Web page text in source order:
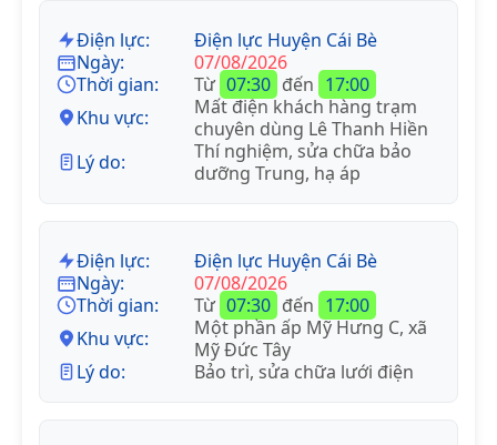
Điện lực:
Điện lực Huyện Cái Bè
Ngày:
07/08/2026
Thời gian:
Từ 07:30 đến 17:00
Khu vực:
Mất điện khách hàng trạm
chuyên dùng Lê Thanh Hiền
Lý do:
Thí nghiệm, sửa chữa bảo
dưỡng Trung, hạ áp
Điện lực:
Điện lực Huyện Cái Bè
Ngày:
07/08/2026
Thời gian:
Từ 07:30 đến 17:00
Khu vực:
Một phần ấp Mỹ Hưng C, xã
Mỹ Đức Tây
Lý do:
Bảo trì, sửa chữa lưới điện